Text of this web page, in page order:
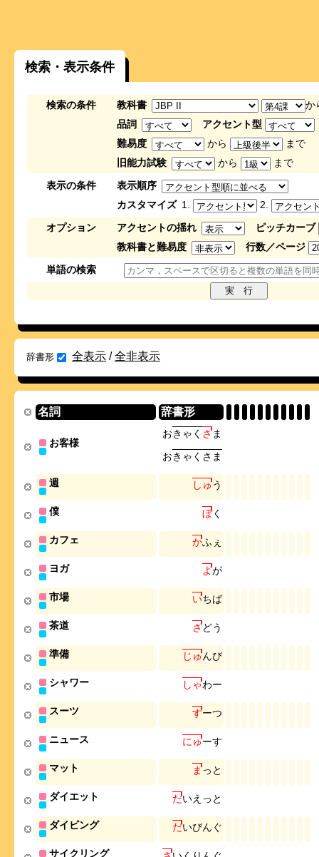
検索・表示条件
検索の条件 教科書
か
品詞
アクセント型
難易度
から
まで
旧能力試験
から
まで
表示の条件
表示順序
カスタマイズ 1.
2.
オプション
アクセントの揺れ
ピッチカーブ
教科書と難易度
行数／ページ
単語の検索
辞書形 全表示 /全非表示
名詞 辞書形
お客様
おき ゃ く さま
おき ゃ く さ ま
週 し ゅう
僕 ぼく
カフェ かふ ぇ
ヨガ よが
市場 いちば
茶道 さどう
準備 じ ゅんび
シャワー し ゃわー
スーツ すーつ
ニュース に ゅーす
マット まっ と
ダイエット だいえ っ と
ダイビング だいびん ぐ
サイクリング